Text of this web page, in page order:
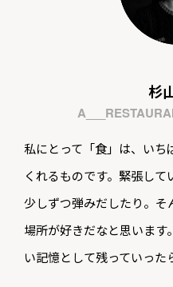
杉
私にとって「食」は、いち
くれるものです。緊張し
少しずつ弾みだしたり。
場所が好きだなと思いま
い記憶として残っていった